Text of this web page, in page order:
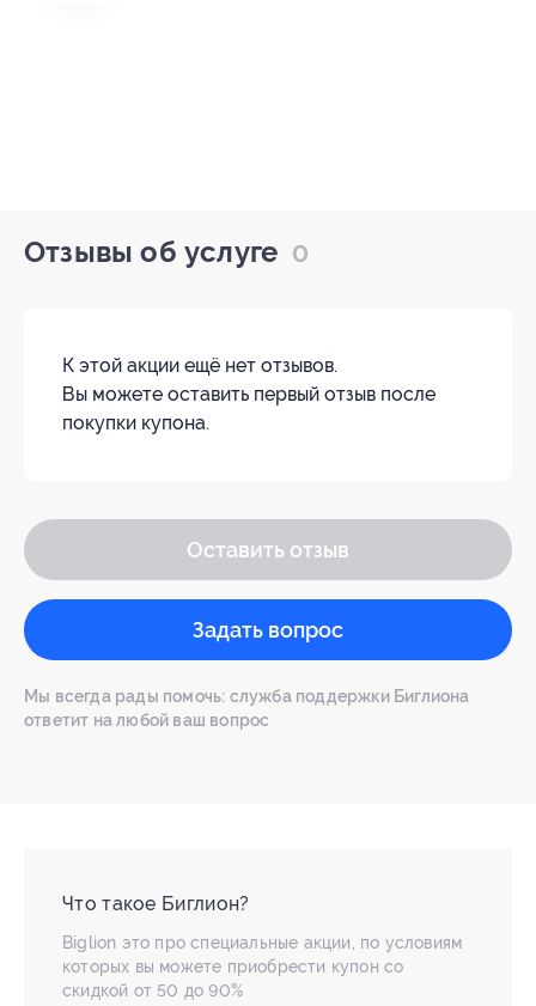
Отзывы об услуге 0
К этой акции ещё нет отзывов.
Вы можете оставить первый отзыв после
покупки купона.
Оставить отзыв
Задать вопрос
Мы всегда рады помочь: служба поддержки Биглиона
ответит на любой ваш вопрос
Что такое Биглион?
Biglion это про специальные акции, по условиям
которых вы можете приобрести купон со
скидкой от 50 до 90%